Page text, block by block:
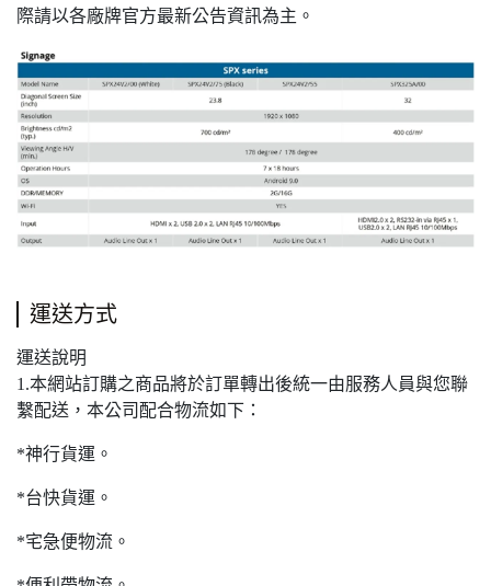
際請以各廠牌官方最新公告資訊為主。
運送方式
運送說明
1.本網站訂購之商品將於訂單轉出後統一由服務人員與您聯
繫配送，本公司配合物流如下：
*神行貨運。
*台快貨運。
*宅急便物流。